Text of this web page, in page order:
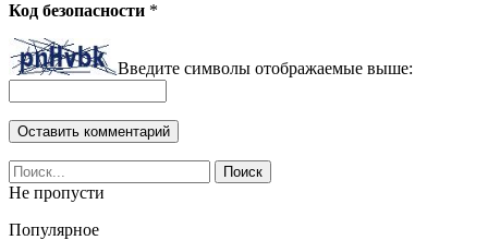
Код безопасности *
Введите символы отображаемые выше:
Не пропусти
Популярное